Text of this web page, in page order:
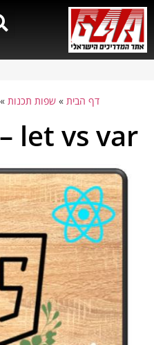
דף הבית »שפות תכנות
let vs var